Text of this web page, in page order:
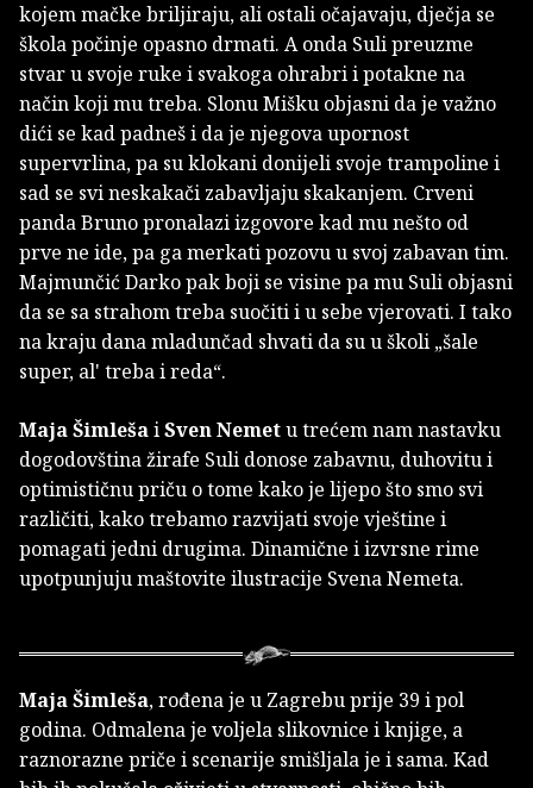
kojem mačke briljiraju, ali ostali očajavaju, dječja se
škola počinje opasno drmati. A onda Suli preuzme
stvar u svoje ruke i svakoga ohrabri i potakne na
način koji mu treba. Slonu Mišku objasni da je važno
dići se kad padneš i da je njegova upornost
supervrlina, pa su klokani donijeli svoje trampoline i
sad se svi neskakači zabavljaju skakanjem. Crveni
panda Bruno pronalazi izgovore kad mu nešto od
prve ne ide, pa ga merkati pozovu u svoj zabavan tim.
Majmunčić Darko pak boji se visine pa mu Suli objasni
da se sa strahom treba suočiti i u sebe vjerovati. I tako
na kraju dana mladunčad shvati da su u školi „šale
super, al' treba i reda“.
Maja ŠimlešaiSven Nemetu trećem nam nastavku
dogodovština žirafe Suli donose zabavnu, duhovitu i
optimističnu priču o tome kako je lijepo što smo svi
različiti, kako trebamo razvijati svoje vještine i
pomagati jedni drugima. Dinamične i izvrsne rime
upotpunjuju maštovite ilustracije Svena Nemeta.
Maja Šimleša, rođena je u Zagrebu prije 39 i pol
godina. Odmalena je voljela slikovnice i knjige, a
raznorazne priče i scenarije smišljala je i sama. Kad